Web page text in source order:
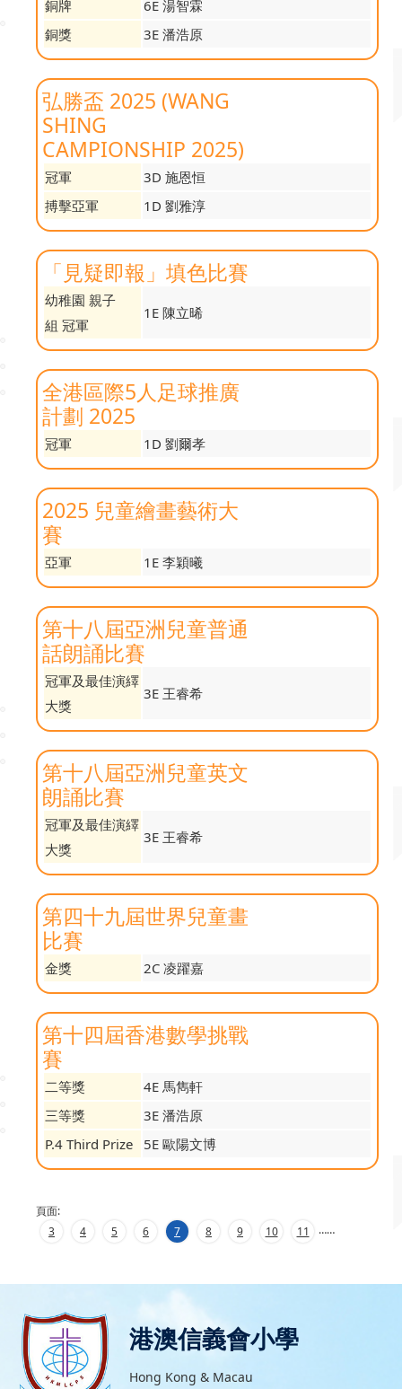
銅牌
6E 湯智霖
銅獎
3E 潘浩原
弘勝盃 2025 (WANG
SHING
CAMPIONSHIP 2025)
冠軍
3D 施恩恒
搏擊亞軍
1D 劉雅淳
「見疑即報」填色比賽
幼稚園 親子
組 冠軍
1E 陳立晞
全港區際5人足球推廣
計劃 2025
冠軍 1D 劉爾孝
2025 兒童繪畫藝術大
賽
亞軍 1E 李穎曦
第十八屆亞洲兒童普通
話朗誦比賽
冠軍及最佳演繹
大獎
3E 王睿希
第十八屆亞洲兒童英文
朗誦比賽
冠軍及最佳演繹
大獎
3E 王睿希
第四十九屆世界兒童畫
比賽
金獎 2C 凌躍嘉
第十四屆香港數學挑戰
賽
二等獎
4E 馬雋軒
三等獎
3E 潘浩原
P.4 Third Prize
5E 歐陽文博
頁面:
…
3 4 5 6 7 8 9 10 11 …
港澳信義會小學
Hong Kong & Macau